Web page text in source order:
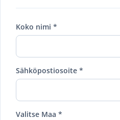
Koko nimi *
Sähköpostiosoite *
Valitse Maa *